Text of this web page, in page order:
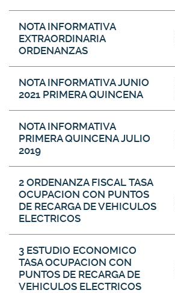
NOTA INFORMATIVA
EXTRAORDINARIA
ORDENANZAS
NOTA INFORMATIVA JUNIO
2021 PRIMERA QUINCENA
NOTA INFORMATIVA
PRIMERA QUINCENA JULIO
2019
2 ORDENANZA FISCAL TASA
OCUPACION CON PUNTOS
DE RECARGA DE VEHICULOS
ELECTRICOS
3 ESTUDIO ECONOMICO
TASA OCUPACION CON
PUNTOS DE RECARGA DE
VEHICULOS ELECTRICOS